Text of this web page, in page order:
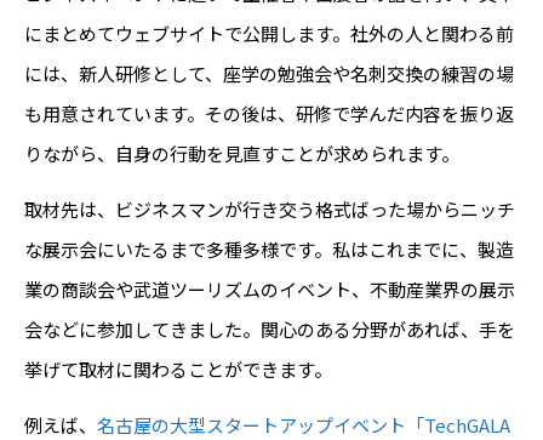
にまとめてウェブサイトで公開します。社外の人と関わる前
には、新人研修として、座学の勉強会や名刺交換の練習の場
も用意されています。その後は、研修で学んだ内容を振り返
りながら、自身の行動を見直すことが求められます。
取材先は、ビジネスマンが行き交う格式ばった場からニッチ
な展示会にいたるまで多種多様です。私はこれまでに、製造
業の商談会や武道ツーリズムのイベント、不動産業界の展示
会などに参加してきました。関心のある分野があれば、手を
挙げて取材に関わることができます。
例えば、 名古屋の大型スタートアップイベント「TechGALA